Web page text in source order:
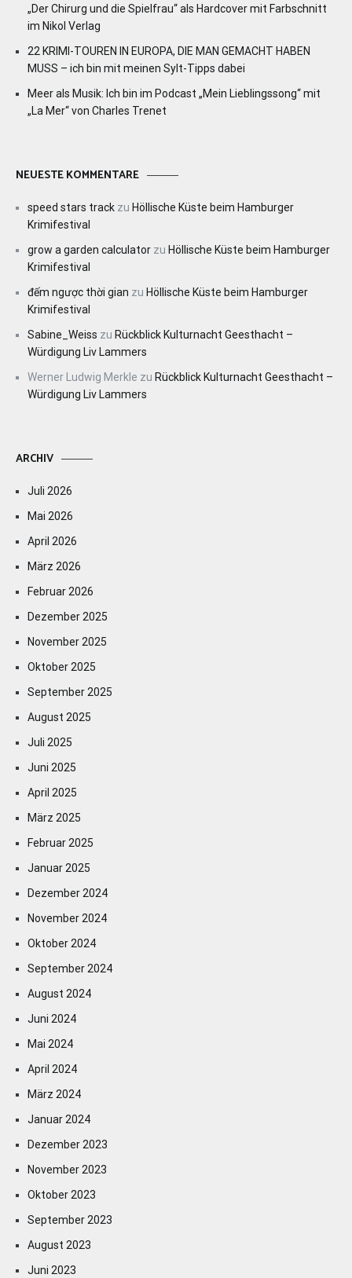
„Der Chirurg und die Spielfrau“ als Hardcover mit Farbschnitt
im Nikol Verlag
22 KRIMI-TOUREN IN EUROPA, DIE MAN GEMACHT HABEN
MUSS – ich bin mit meinen Sylt-Tipps dabei
Meer als Musik: Ich bin im Podcast „Mein Lieblingssong“ mit
„La Mer“ von Charles Trenet
NEUESTE KOMMENTARE
speed stars track zu Höllische Küste beim Hamburger
Krimifestival
grow a garden calculator zu Höllische Küste beim Hamburger
Krimifestival
đếm ngược thời gian zu Höllische Küste beim Hamburger
Krimifestival
Sabine_Weiss zu Rückblick Kulturnacht Geesthacht –
Würdigung Liv Lammers
Werner Ludwig Merkle zu Rückblick Kulturnacht Geesthacht –
Würdigung Liv Lammers
ARCHIV
Juli 2026
Mai 2026
April 2026
März 2026
Februar 2026
Dezember 2025
November 2025
Oktober 2025
September 2025
August 2025
Juli 2025
Juni 2025
April 2025
März 2025
Februar 2025
Januar 2025
Dezember 2024
November 2024
Oktober 2024
September 2024
August 2024
Juni 2024
Mai 2024
April 2024
März 2024
Januar 2024
Dezember 2023
November 2023
Oktober 2023
September 2023
August 2023
Juni 2023